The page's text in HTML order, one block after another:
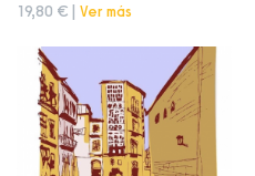
19,80 € | Ver más